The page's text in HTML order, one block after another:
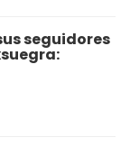
seguidores